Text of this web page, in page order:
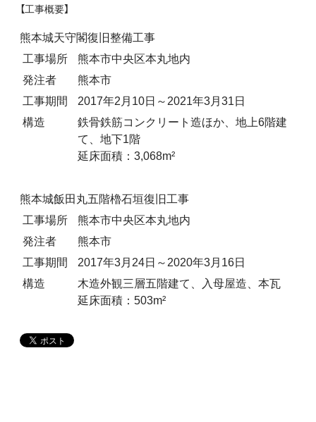
【工事概要】
熊本城天守閣復旧整備工事
工事場所
熊本市中央区本丸地内
発注者
熊本市
工事期間
2017年2月10日～2021年3月31日
構造
鉄骨鉄筋コンクリート造ほか、地上6階建
て、地下1階
延床面積：3,068m²
熊本城飯田丸五階櫓石垣復旧工事
工事場所
熊本市中央区本丸地内
発注者
熊本市
工事期間
2017年3月24日～2020年3月16日
構造
木造外観三層五階建て、入母屋造、本瓦
延床面積：503m²